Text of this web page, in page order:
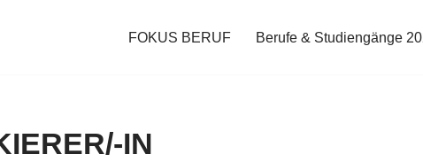
FOKUS BERUF Berufe & Studiengänge
IN